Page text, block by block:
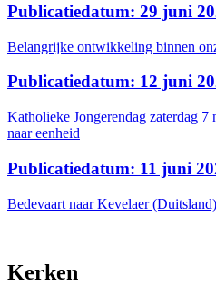
Publicatiedatum: 29 juni
Belangrijke ontwikkeling binnen
Publicatiedatum: 12 juni
Katholieke Jongerendag zaterdag
naar eenheid
Publicatiedatum: 11 juni
Bedevaart naar Kevelaer
Kerken